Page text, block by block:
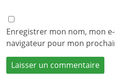
Enregistrer mon nom, mon
navigateur pour mon